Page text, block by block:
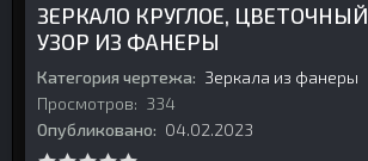
ЗЕРКАЛО КРУГЛОЕ, ЦВЕТОЧНЫЙ
УЗОР ИЗ ФАНЕРЫ
Категория чертежа: Зеркала из фанеры
Просмотров: 334
Опубликовано: 04.02.2023